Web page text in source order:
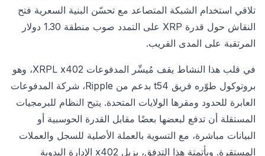
تلاقي استخدام الشبكة المتصاعد مع تحسّن البنية السعرية فتح
النقاش حول قدرة XRP على التمدد صوب منطقة 1.30 دولار
المرتقبة على المدى القريب.
في قلب هذا النشاط يقف مُيسِّر المدفوعات XRPL x402، وهو
بروتوكول طوّره فريق t54 بدعم من Ripple، شركة المدفوعات
العابرة للحدود ومقرها الولايات المتحدة. يتيح النظام للبرمجيات
المستقلة أن تدفع لبعضها بعضًا مقابل القدرة الحوسبية أو
البيانات مباشرة، مع التسوية بالعملة الأصلية للسجل والعملات
المستقرة. وبأتمتة هذا التدفق، يزيل x402 الإدارة اليدوية